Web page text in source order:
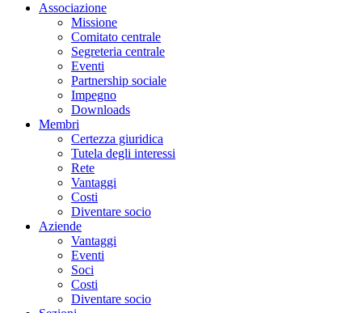
Associazione
Missione
Comitato centrale
Segreteria centrale
Eventi
Partnership sociale
Impegno
Downloads
Membri
Certezza giuridica
Tutela degli interessi
Rete
Vantaggi
Costi
Diventare socio
Aziende
Vantaggi
Eventi
Soci
Costi
Diventare socio